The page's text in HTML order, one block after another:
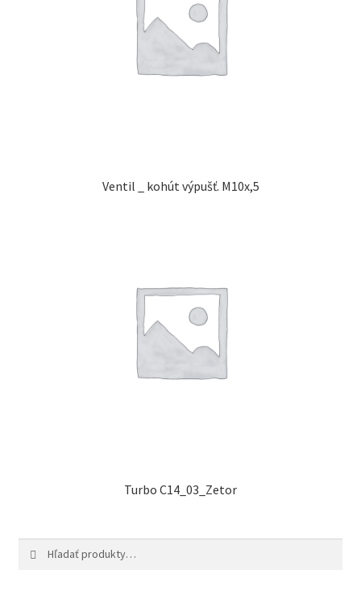
Ventil _ kohút výpušť. M10x,5
Turbo C14_03_Zetor
Vyhľadávanie